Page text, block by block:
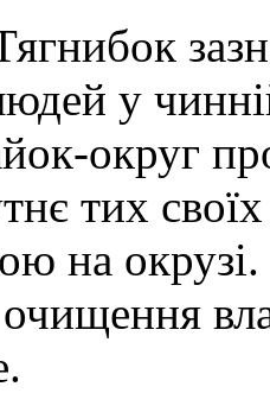
у
округ
тих
на
очищення